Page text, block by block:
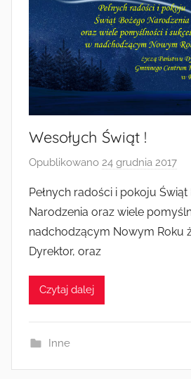
Wesołych Świąt !
Opublikowano 24 grudnia 2017
z
e
z
Pełnych radości i pokoju
Narodzenia oraz wiele
nadchodzącym Nowym Roku
Dyrektor, oraz
Czytaj dalej
Inne